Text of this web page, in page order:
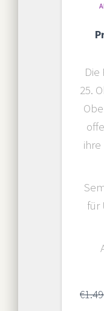
Die
25.
ihre
für
€